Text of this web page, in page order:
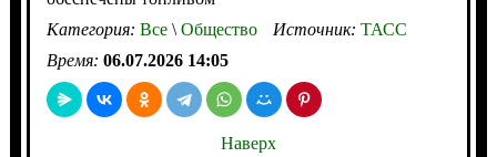
Категория: Все\Общество Источник: ТАСС
Время: 06.07.2026 14:05
Наверх